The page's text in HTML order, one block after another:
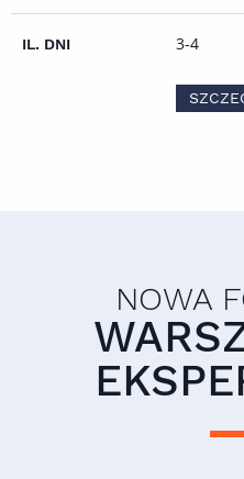
3-4
NOWA